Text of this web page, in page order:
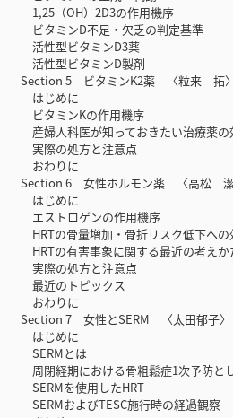
1,25（OH）2D3の作用機序
ビタミンD不足・欠乏の判定基準
活性型ビタミンD3薬
活性型ビタミンD製剤
Section 5 ビタミンK2薬 〈粒来 拓〉
はじめに
ビタミンKの作用機序
産婦人科医が知っておきたい治療薬の
実際の処方と注意点
おわりに
Section 6 女性ホルモン薬 〈高松 潔
はじめに
エストロゲンの作用機序
HRTの骨量増加・骨折リスク低下への
HRTの有害事象に関する最近の考えか
実際の処方と注意点
最近のトピックス
おわりに
Section 7 女性とSERM 〈太田郁子〉
はじめに
SERMとは
周閉経期における骨粗鬆症1次予防と
SERMを使用したHRT
SERMおよびTESC施行時の経過観察